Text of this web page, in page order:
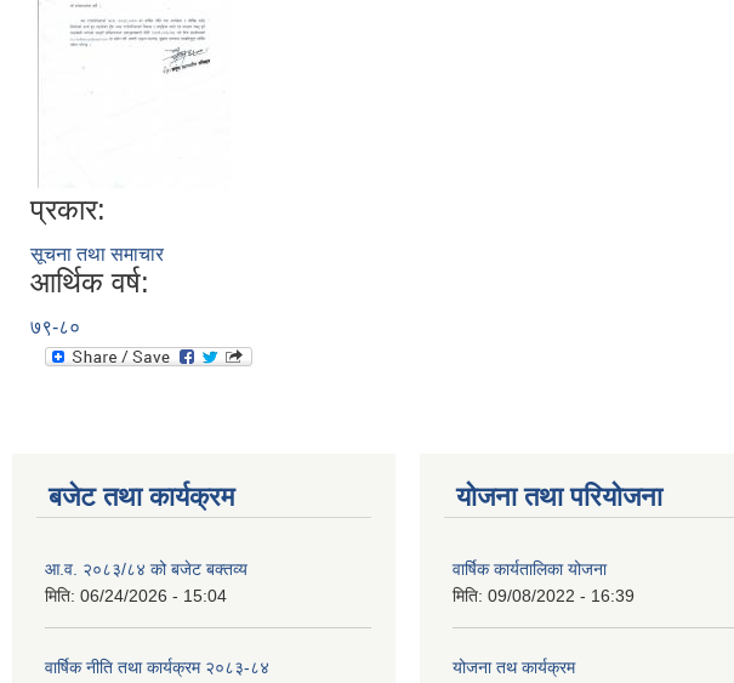
प्रकार:
सूचना तथा समाचार
आर्थिक वर्ष:
७९-८०
बजेट तथा कार्यक्रम
आ.व. २०८३/८४ को बजेट बक्तव्य
मिति: 06/24/2026 - 15:04
वार्षिक नीति तथा कार्यक्रम २०८३-८४
योजना तथा परियोजना
वार्षिक कार्यतालिका योजना
मिति: 09/08/2022 - 16:39
योजना तथ कार्यक्रम